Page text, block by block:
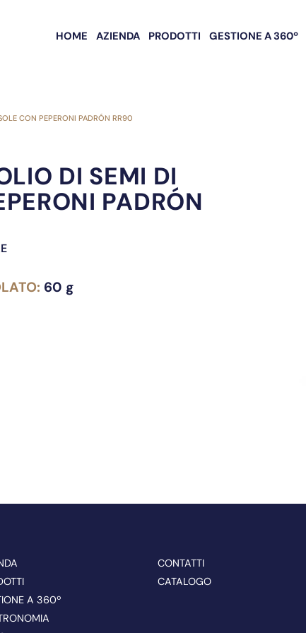
HOME AZIENDA PRODOTTI GESTIONE A 360º
CON PEPERONI PADRÓN RR90
DI SEMI DI
PADRÓN
60 g
A 360º
CONTATTI
CATALOGO